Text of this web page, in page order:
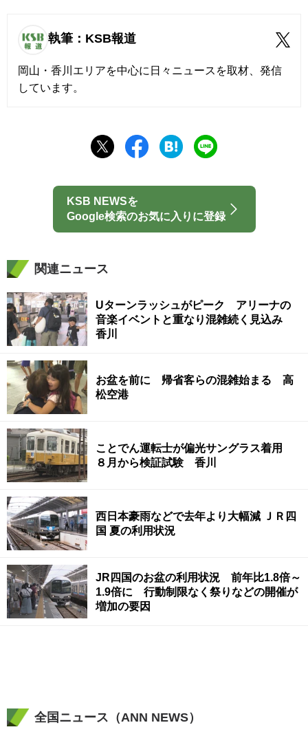
執筆：KSB報道
岡山・香川エリアを中心に日々ニュースを取材、発信
しています。
KSB NEWSを
Google検索のお気に入りに登録
関連ニュース
Uターンラッシュがピーク アリーナの
音楽イベントと重なり混雑続く見込み
香川
お盆を前に 帰省客らの混雑始まる 高
松空港
ことでん運転士が偏光サングラス着用
８月から検証試験 香川
西日本豪雨などで去年より大幅減 ＪＲ四
国 夏の利用状況
JR四国のお盆の利用状況 前年比1.8倍～
1.9倍に 行動制限なく祭りなどの開催が
増加の要因
全国ニュース（ANN NEWS）